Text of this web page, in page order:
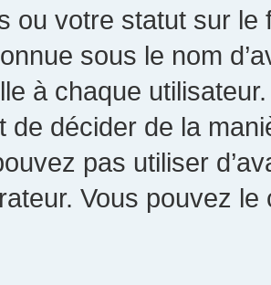
ou votre statut sur
sous le nom
à chaque utilisateur.
de décider de la
pas utiliser
Vous pouvez